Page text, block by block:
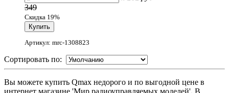
349
Скидка 19%
Артикул: mrc-1308823
Сортировать по:
Вы можете купить Qmax недорого и по выгодной цене в
интернет магазине 'Мир радиоуправляемых моделей'. В